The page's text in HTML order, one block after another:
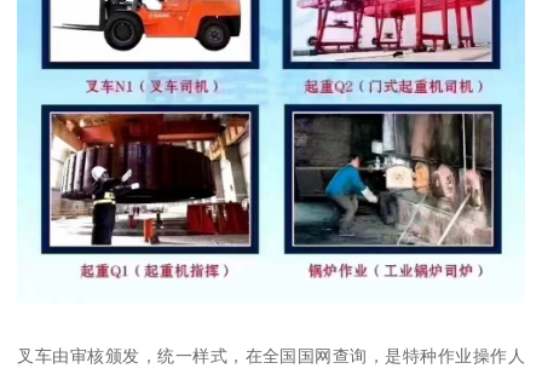
叉车由审核颁发，统一样式，在全国国网查询，是特种作业操作人